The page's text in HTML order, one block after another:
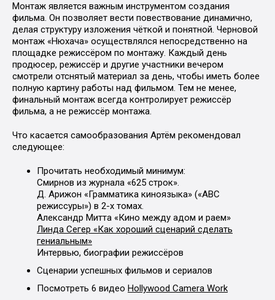
Монтаж является важным инструментом создания
фильма. Он позволяет вести повествование динамично,
делая структуру изложения чёткой и понятной. Черновой
монтаж «Нюхача» осуществлялся непосредственно на
площадке режиссёром по монтажу. Каждый день
продюсер, режиссёр и другие участники вечером
смотрели отснятый материал за день, чтобы иметь более
полную картину работы над фильмом. Тем не менее,
финальный монтаж всегда контролирует режиссёр
фильма, а не режиссёр монтажа.
Что касается самообразования Артём рекомендовал
следующее:
Прочитать необходимый минимум:
Смирнов из журнала «625 строк».
Д. Арижон «Грамматика киноязыка» («АBC
режиссуры») в 2-х томах.
Александр Митта «Кино между адом и раем»
Линда Сегер «Как хороший сценарий сделать
гениальным»
Интервью, биографии режиссёров
Сценарии успешных фильмов и сериалов
Посмотреть 6 видео Hollywood Camera Work